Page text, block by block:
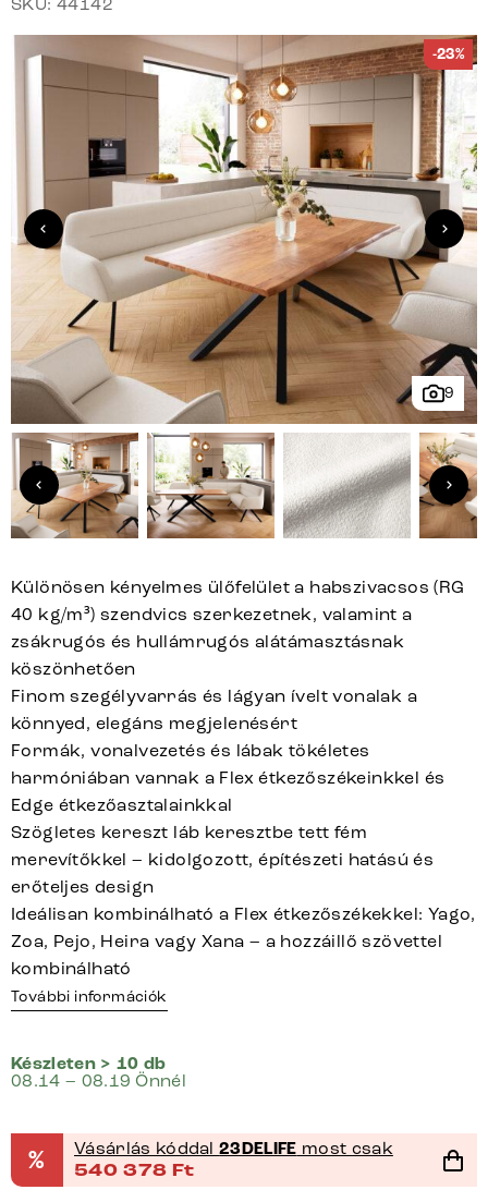
9
-23%
Különösen kényelmes ülőfelület a habszivacsos (RG
40 kg/m³) szendvics szerkezetnek, valamint a
zsákrugós és hullámrugós alátámasztásnak
köszönhetően
Finom szegélyvarrás és lágyan ívelt vonalak a
könnyed, elegáns megjelenésért
Formák, vonalvezetés és lábak tökéletes
harmóniában vannak a Flex étkezőszékeinkkel és
Edge étkezőasztalainkkal
Szögletes kereszt láb keresztbe tett fém
merevítőkkel – kidolgozott, építészeti hatású és
erőteljes design
Ideálisan kombinálható a Flex étkezőszékekkel: Yago,
Zoa, Pejo, Heira vagy Xana – a hozzáillő szövettel
kombinálható
További információk
Készleten > 10 db
08.14 – 08.19 Önnél
% Vásárlás kóddal23DELIFE most csak
540 378 Ft